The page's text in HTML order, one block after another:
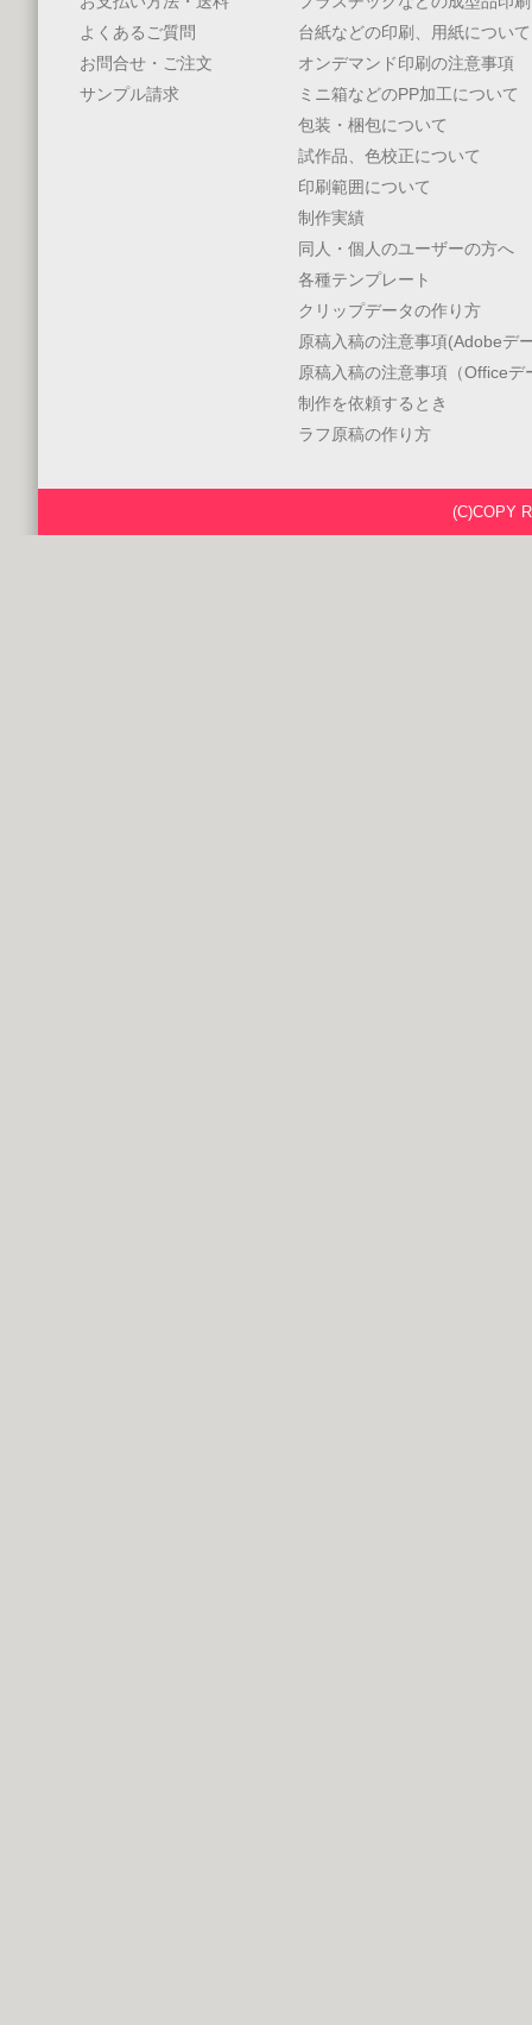
よくあるご質問
お問合せ・ご注文
サンプル請求
台紙などの印刷、用紙について
オンデマンド印刷の注意事項
ミニ箱などのPP加工について
包装・梱包について
試作品、色校正について
印刷範囲について
制作実績
同人・個人のユーザーの方へ
各種テンプレート
クリップデータの作り方
原稿入稿の注意事項(Adobeデ
原稿入稿の注意事項（Officeデ
制作を依頼するとき
ラフ原稿の作り方
(C)COPY